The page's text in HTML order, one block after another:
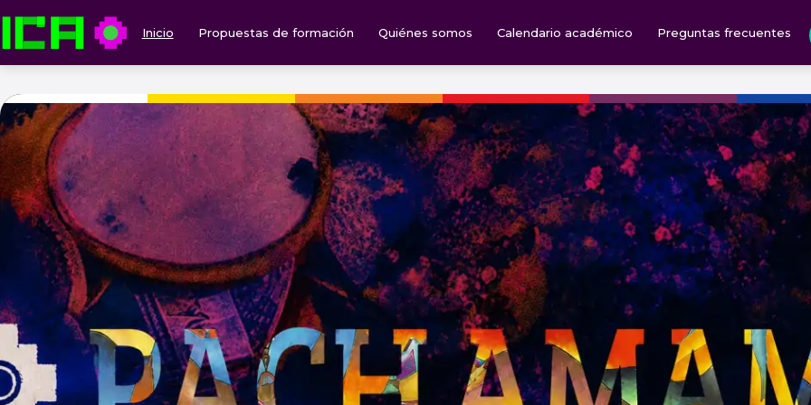
ICA — Instituto de Culturas Aborígenes
Inicio Propuestas de formación Quiénes somos Calendario académico Preguntas frecuentes